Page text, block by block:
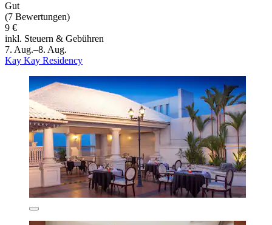
Gut
(7 Bewertungen)
9 €
inkl. Steuern & Gebühren
7. Aug.–8. Aug.
Kay Kay Residency